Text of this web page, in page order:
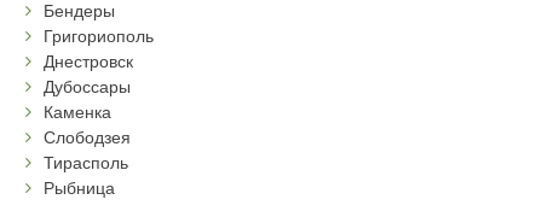
Бендеры
Григориополь
Днестровск
Дубоссары
Каменка
Слободзея
Тирасполь
Рыбница